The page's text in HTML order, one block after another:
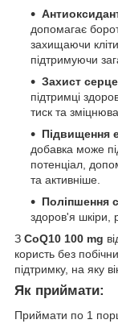
допомагає
захищаючи
підтримуючи
Захист
підтримці
тиск та
Підвищення
добавка може
потенціал,
та активніше.
Поліпшення
здоров'я шкіри,
З CoQ10 100 mg
користь без
підтримку, на яку
Як приймати:
Приймати по 1